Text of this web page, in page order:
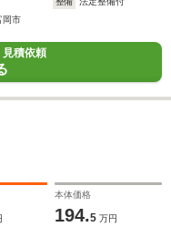
岡市
見積依頼
本体価格
194.5 万円